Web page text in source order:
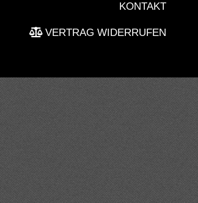
KONTAKT
VERTRAG WIDERRUFEN